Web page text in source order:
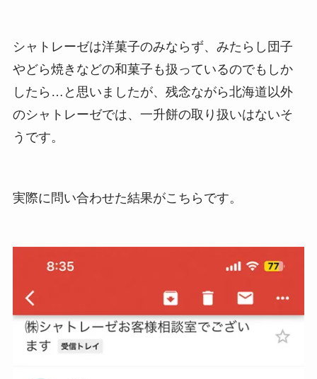
シャトレーゼは洋菓子のみならず、みたらし団子
やどら焼きなどの和菓子も扱っているのでもしか
したら…と思いましたが、残念ながら北海道以外
のシャトレーゼでは、一升餅の取り扱いはないそ
うです。
実際に問い合わせた結果がこちらです。